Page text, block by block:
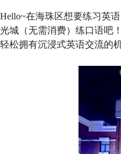
Hello~在海珠区想要练习英
光城（无需消费）练口语吧
轻松拥有沉浸式英语交流的